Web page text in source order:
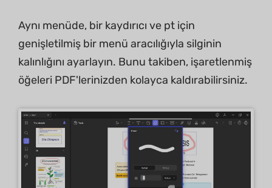
Aynı menüde, bir kaydırıcı ve pt için
genişletilmiş bir menü aracılığıyla silginin
kalınlığını ayarlayın. Bunu takiben, işaretlenmiş
öğeleri PDF'lerinizden kolayca kaldırabilirsiniz.